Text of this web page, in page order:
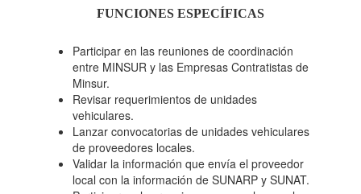
FUNCIONES ESPECÍFICAS
Participar en las reuniones de coordinación
entre MINSUR y las Empresas Contratistas de
Minsur.
Revisar requerimientos de unidades
vehiculares.
Lanzar convocatorias de unidades vehiculares
de proveedores locales.
Validar la información que envía el proveedor
local con la información de SUNARP y SUNAT.